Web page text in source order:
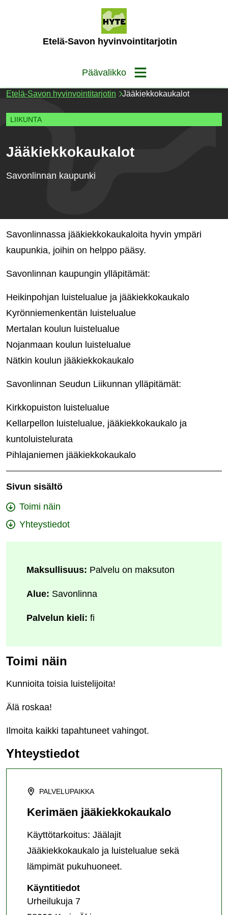
Etelä-Savon hyvinvointitarjotin
Päävalikko
Etelä-Savon hyvinvointitarjotin Jääkiekkokaukalot
LIIKUNTA
Jääkiekkokaukalot
Savonlinnan kaupunki
Savonlinnassa jääkiekkokaukaloita hyvin ympäri
kaupunkia, joihin on helppo pääsy.
Savonlinnan kaupungin ylläpitämät:
Heikinpohjan luistelualue ja jääkiekkokaukalo
Kyrönniemenkentän luistelualue
Mertalan koulun luistelualue
Nojanmaan koulun luistelualue
Nätkin koulun jääkiekkokaukalo
Savonlinnan Seudun Liikunnan ylläpitämät:
Kirkkopuiston luistelualue
Kellarpellon luistelualue, jääkiekkokaukalo ja
kuntoluistelurata
Pihlajaniemen jääkiekkokaukalo
Sivun sisältö
Toimi näin
Yhteystiedot
Maksullisuus: Palvelu on maksuton
Alue: Savonlinna
Palvelun kieli: fi
Toimi näin
Kunnioita toisia luistelijoita!
Älä roskaa!
Ilmoita kaikki tapahtuneet vahingot.
Yhteystiedot
PALVELUPAIKKA
Kerimäen jääkiekkokaukalo
Käyttötarkoitus: Jäälajit
Jääkiekkokaukalo ja luistelualue sekä
lämpimät pukuhuoneet.
KäyntitiedotKerimäen
jääkiekkokaukalo
Urheilukuja 7